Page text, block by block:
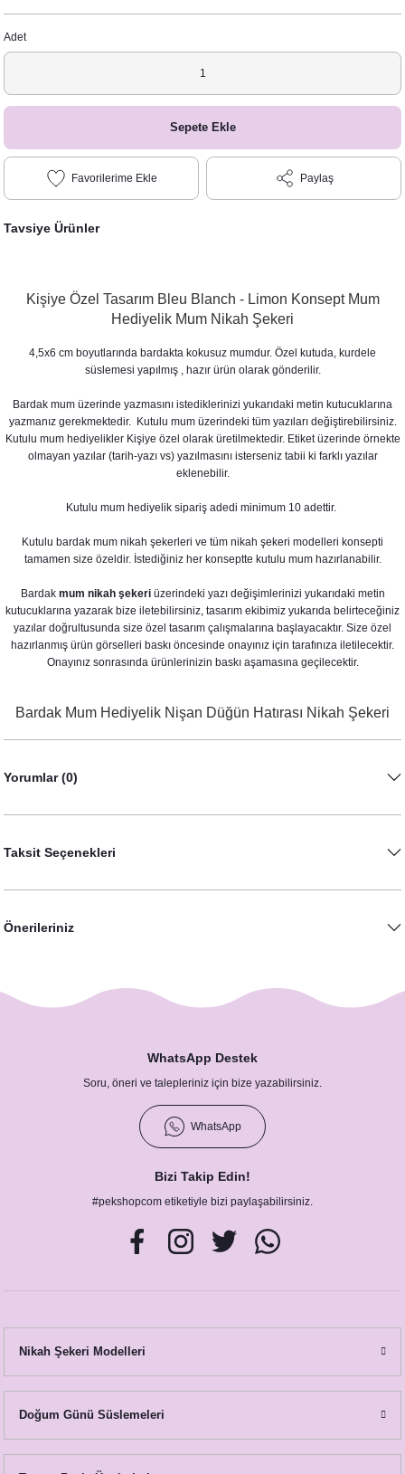
Adet
Sepete Ekle
Paylaş
Tavsiye Ürünler
200,00 TL
Bride To Be Folyo Balon Seti - Bekarlığa Veda Bride Partisi Balon Süsleme Rose
260,00 TL
Kişiye Özel Tasarım Bleu Blanch - Limon Konsept Mum
Hediyelik Mum Nikah Şekeri
4,5x6 cm boyutlarında bardakta kokusuz mumdur. Özel kutuda, kurdele
süslemesi yapılmış , hazır ürün olarak gönderilir.
Bardak mum üzerinde yazmasını istediklerinizi yukarıdaki metin kutucuklarına
yazmanız gerekmektedir. Kutulu mum üzerindeki tüm yazıları değiştirebilirsiniz.
Kutulu mum hediyelikler Kişiye özel olarak üretilmektedir. Etiket üzerinde örnekte
olmayan yazılar (tarih-yazı vs) yazılmasını isterseniz tabii ki farklı yazılar
eklenebilir.
Kutulu mum hediyelik sipariş adedi minimum 10 adettir.
Kutulu bardak mum nikah şekerleri ve tüm nikah şekeri modelleri konsepti
tamamen size özeldir. İstediğiniz her konseptte kutulu mum hazırlanabilir.
Bardak mum nikah şekeriüzerindeki yazı değişimlerinizi yukarıdaki metin
kutucuklarına yazarak bize iletebilirsiniz, tasarım ekibimiz yukarıda belirteceğiniz
yazılar doğrultusunda size özel tasarım çalışmalarına başlayacaktır. Size özel
hazırlanmış ürün görselleri baskı öncesinde onayınız için tarafınıza iletilecektir.
Onayınız sonrasında ürünlerinizin baskı aşamasına geçilecektir.
Bardak Mum Hediyelik Nişan Düğün Hatırası Nikah Şekeri
Yorumlar (0)
Taksit Seçenekleri
Önerileriniz
WhatsApp Destek
Soru, öneri ve talepleriniz için bize yazabilirsiniz.
WhatsApp
Bizi Takip Edin!
#pekshopcom etiketiyle bizi paylaşabilirsiniz.
Nikah Şekeri Modelleri
Doğum Günü Süslemeleri